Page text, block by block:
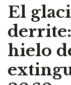
El
hielo